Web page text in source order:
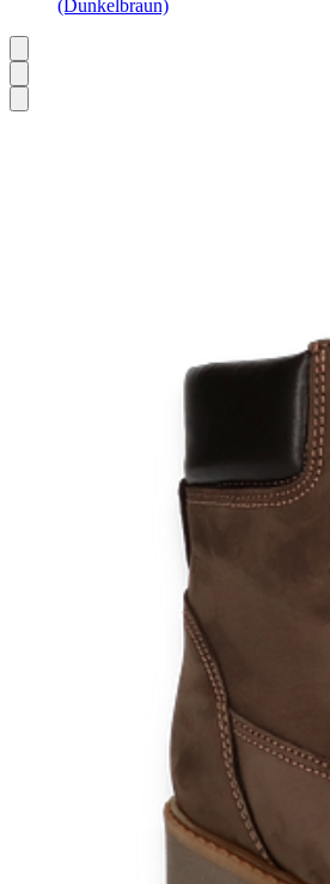
(Dunkelbraun)